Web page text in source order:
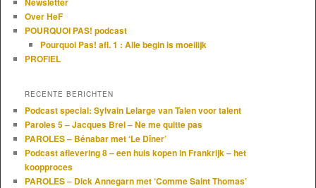
Over HeF
POURQUOI PAS! podcast
Pourquoi Pas! afl. 1 : Alle begin is moeilijk
PROFIEL
RECENTE BERICHTEN
Podcast special: Sylvain Lelarge van Talen voor talent
Paroles 5 – Jacques Brel – Ne me quitte pas
PAROLES – Bénabar met ‘Le Dîner’
Podcast aflevering 8 – een huis kopen in Frankrijk – het
koopproces
PAROLES – Dick Annegarn met ‘Comme Saint Thomas’